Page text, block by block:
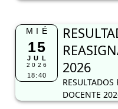
MIÉ
15
JUL
2026
18:40
2026
DOCENTE